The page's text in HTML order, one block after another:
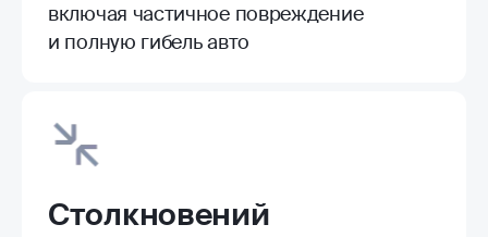
включая частичное повреждение
и полную гибель авто
Столкновений